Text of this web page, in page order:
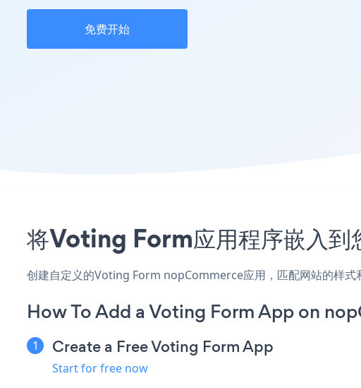
免费开始
将Voting Form应用程序嵌入
创建自定义的Voting Form nopCommerce应用，匹配网站的样
How To Add a Voting Form App on
Create a Free Voting Form App
Start for free now